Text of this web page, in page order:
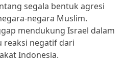
segala bentuk agresi
negara Muslim.
mendukung Israel dalam
reaksi negatif dari
Indonesia.